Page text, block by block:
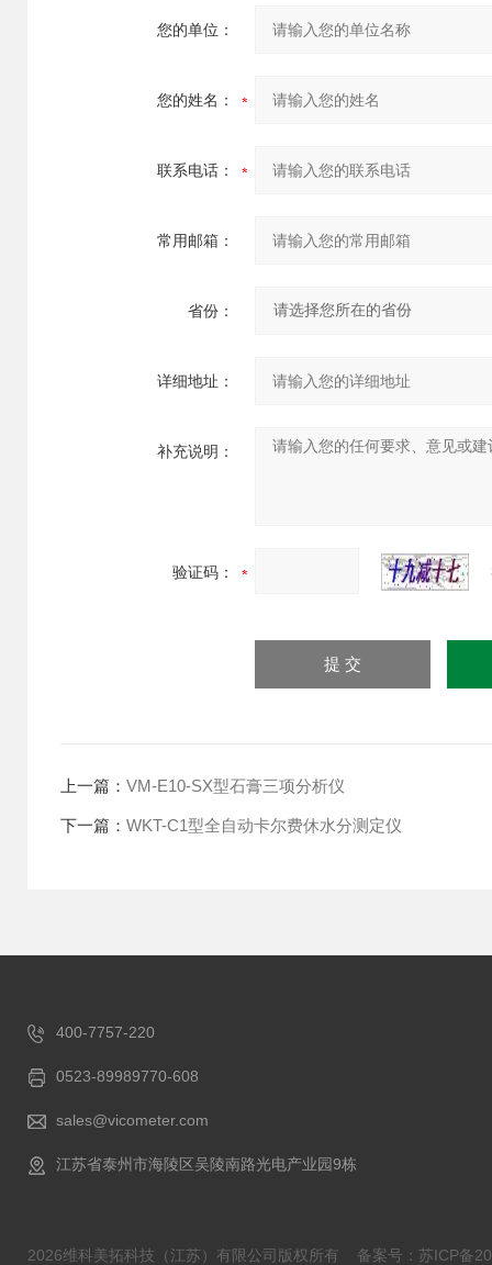
您的单位：
您的姓名：
联系电话：
常用邮箱：
省份：
详细地址：
补充说明：
验证码：
上一篇： VM-E10-SX型石膏三项分析仪
下一篇： WKT-C1型全自动卡尔费休水分测定仪
400-7757-220
0523-89989770-608
sales@vicometer.com
江苏省泰州市海陵区吴陵南路光电产业园9栋
2026维科美拓科技（江苏）有限公司版权所有 备案号：苏ICP备